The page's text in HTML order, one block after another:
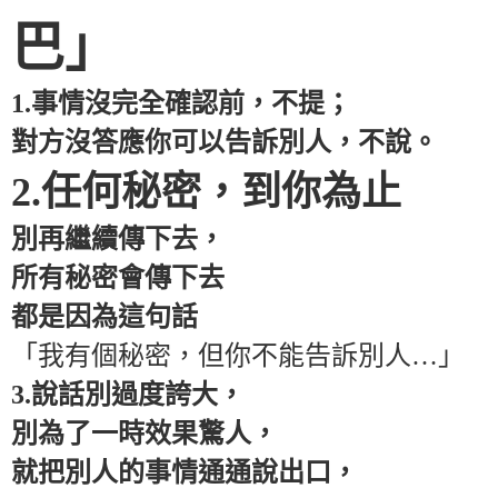
巴」
1.事情沒完全確認前，不提；
對方沒答應你可以告訴別人，不說。
2.任何秘密，到你為止
別再繼續傳下去，
所有秘密會傳下去
都是因為這句話
「我有個秘密，但你不能告訴別人…」
3.說話別過度誇大，
別為了一時效果驚人，
就把別人的事情通通說出口，